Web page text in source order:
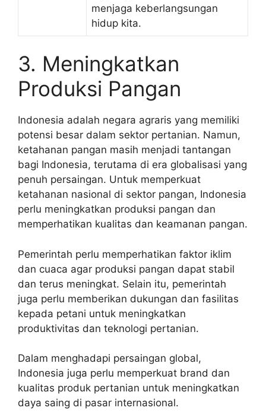
menjaga keberlangsungan
hidup kita.
3. Meningkatkan
Produksi Pangan
Indonesia adalah negara agraris yang memiliki
potensi besar dalam sektor pertanian. Namun,
ketahanan pangan masih menjadi tantangan
bagi Indonesia, terutama di era globalisasi yang
penuh persaingan. Untuk memperkuat
ketahanan nasional di sektor pangan, Indonesia
perlu meningkatkan produksi pangan dan
memperhatikan kualitas dan keamanan pangan.
Pemerintah perlu memperhatikan faktor iklim
dan cuaca agar produksi pangan dapat stabil
dan terus meningkat. Selain itu, pemerintah
juga perlu memberikan dukungan dan fasilitas
kepada petani untuk meningkatkan
produktivitas dan teknologi pertanian.
Dalam menghadapi persaingan global,
Indonesia juga perlu memperkuat brand dan
kualitas produk pertanian untuk meningkatkan
daya saing di pasar internasional.